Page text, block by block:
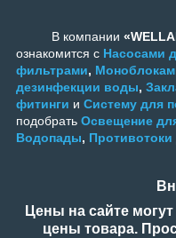
В компании
ознакомится с Насосами
фильтрами,
дезинфекции воды,
фитинги и Систему для
подобрать Освещение
Водопады, Противотоки
Цены на сайте
цены товара.